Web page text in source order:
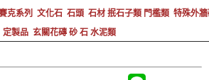
克系列 文化石 石頭 石材 抿石子類 門檻類 特殊外
製品 玄關花磚 砂 石 水泥類